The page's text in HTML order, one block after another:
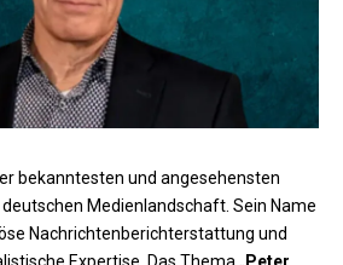
bekanntesten und angesehensten
Medienlandschaft. Sein Name
Nachrichtenberichterstattung und
Expertise. Das Thema „ Peter